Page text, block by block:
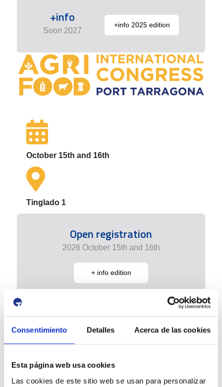
Consentimiento Detalles Acerca de las cookies
Esta página web usa cookies
Las cookies de este sitio web se usan para personalizar
+info
Soon 2027
+info 2025 edition
October 15th and 16th
Tinglado 1
Open registration
2026 October 15th and 16th
+ info edition